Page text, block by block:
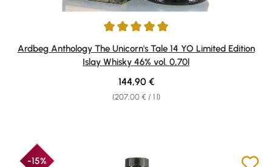
Average rating of 5 out of 5 stars
Ardbeg Anthology The Unicorn's Tale 14 YO Limited Edition
Islay Whisky 46% vol. 0,70l
(207,00 € / 1 l)
Regular price:
144,90 €
-15%